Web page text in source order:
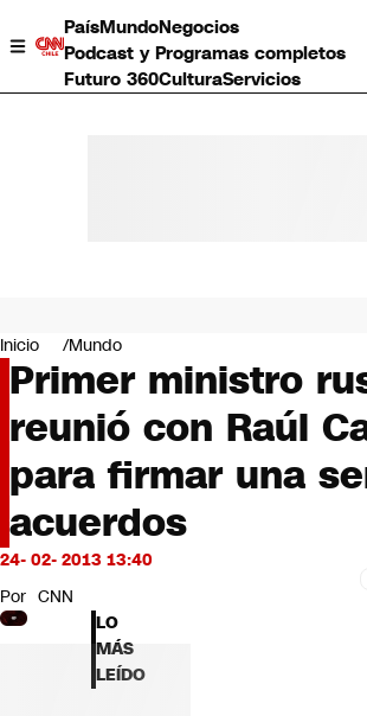
PaísMundoNegocios
Podcast y Programas completos
Futuro 360CulturaServicios
Negocios
Deportes
Programas completos
Cultura
Servicios
Bits
CNN tiempo
Futuro 360
Inicio Mundo
Primer ministro
reunió con Raúl
para firmar una
acuerdos
24- 02- 2013 13:40
Por CNN
LO
MÁS
LEÍDO